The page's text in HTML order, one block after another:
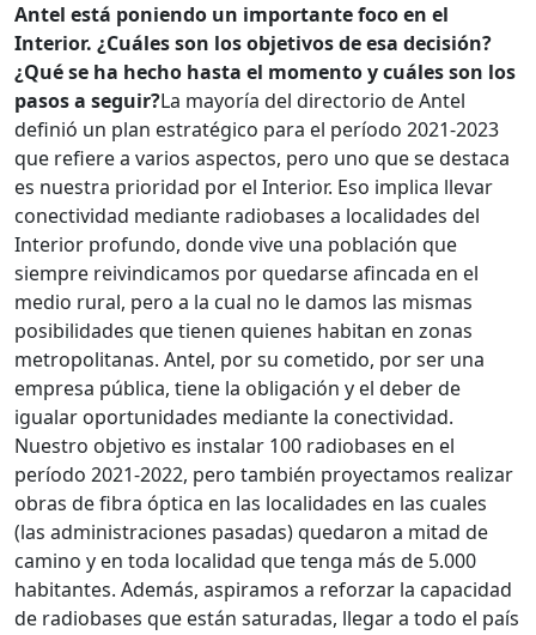
Antel está poniendo un importante foco en el
Interior. ¿Cuáles son los objetivos de esa decisión?
¿Qué se ha hecho hasta el momento y cuáles son los
pasos a seguir?La mayoría del directorio de Antel
definió un plan estratégico para el período 2021-2023
que refiere a varios aspectos, pero uno que se destaca
es nuestra prioridad por el Interior. Eso implica llevar
conectividad mediante radiobases a localidades del
Interior profundo, donde vive una población que
siempre reivindicamos por quedarse afincada en el
medio rural, pero a la cual no le damos las mismas
posibilidades que tienen quienes habitan en zonas
metropolitanas. Antel, por su cometido, por ser una
empresa pública, tiene la obligación y el deber de
igualar oportunidades mediante la conectividad.
Nuestro objetivo es instalar 100 radiobases en el
período 2021-2022, pero también proyectamos realizar
obras de fibra óptica en las localidades en las cuales
(las administraciones pasadas) quedaron a mitad de
camino y en toda localidad que tenga más de 5.000
habitantes. Además, aspiramos a reforzar la capacidad
de radiobases que están saturadas, llegar a todo el país